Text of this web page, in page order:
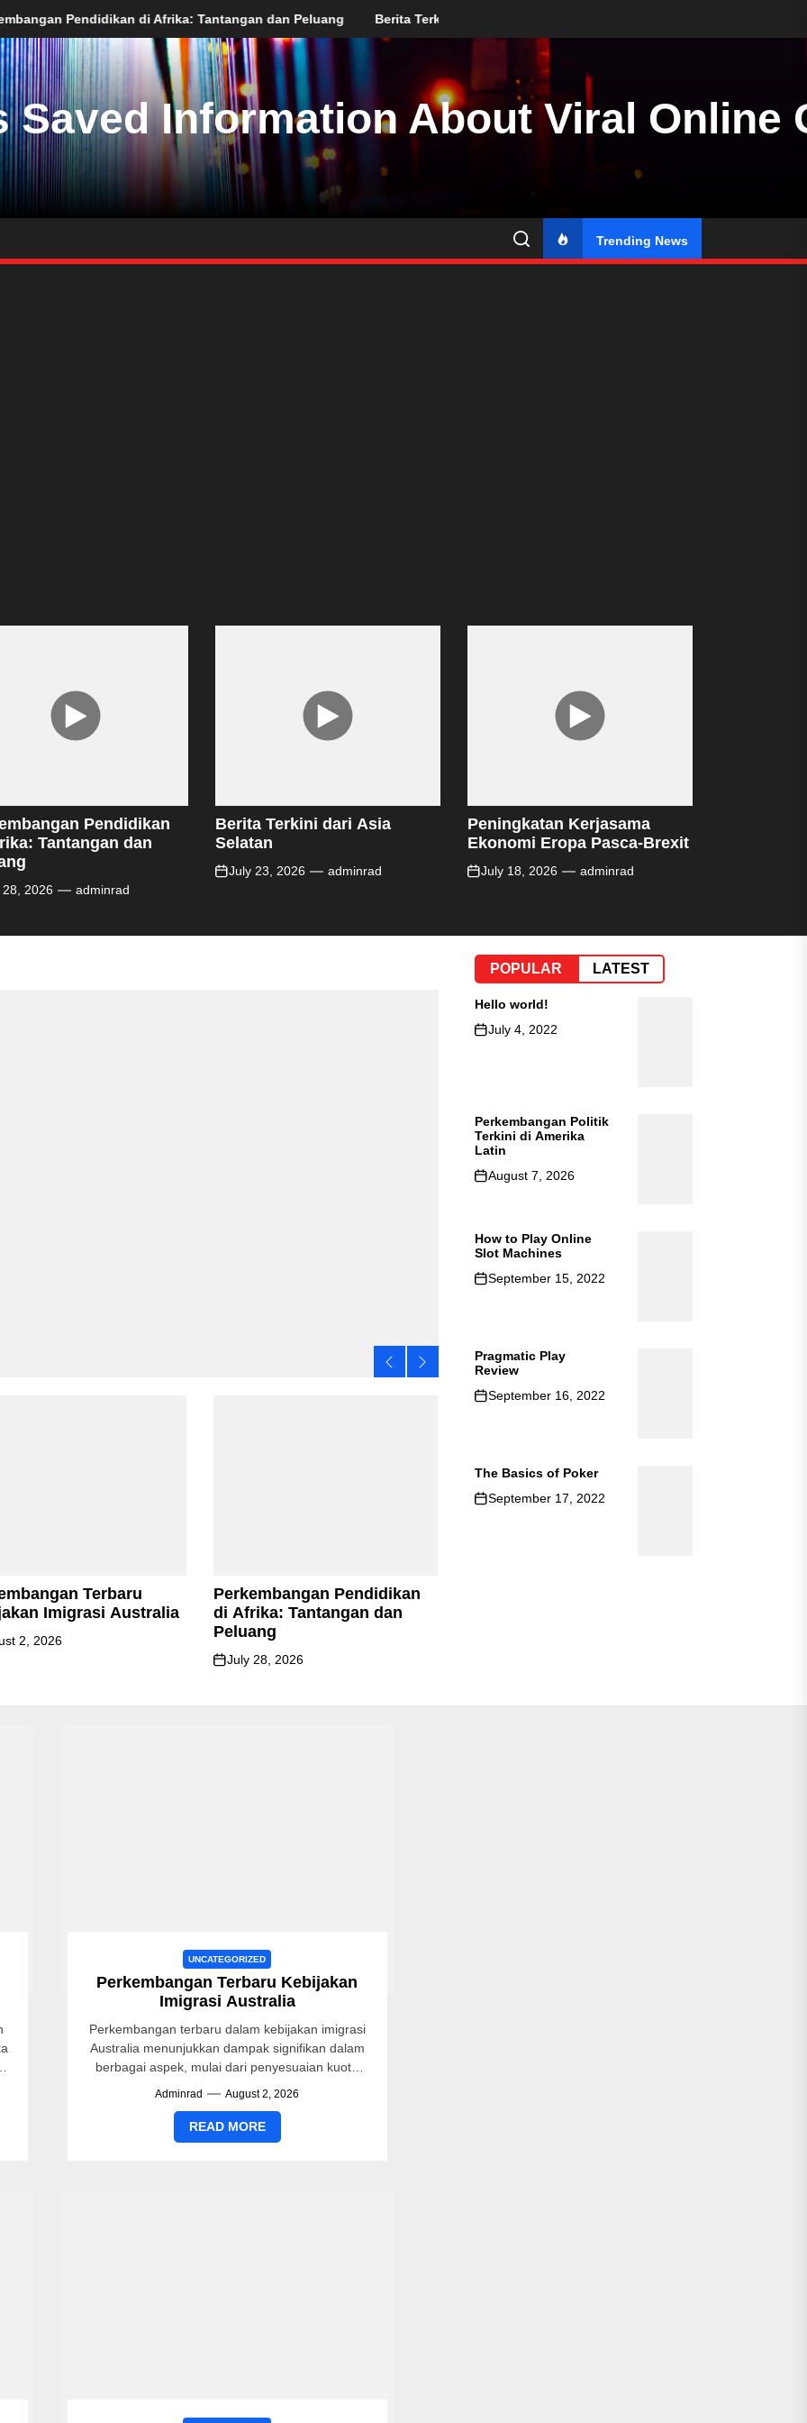
Afrika: Tantangan dan Peluang Berita Terkini dari Asia Selatan
Saved Information About Viral Online
Trending News
Pendidikan
Tantangan dan
28, 2026 adminrad
Berita Terkini dari Asia
Selatan
July 23, 2026 adminrad
Peningkatan Kerjasama
Ekonomi Eropa Pasca-Brexit
July 18, 2026 adminrad
Terbaru
Imigrasi Australia
2, 2026
Perkembangan Pendidikan
di Afrika: Tantangan dan
Peluang
July 28, 2026
POPULAR LATEST
Hello world!
July 4, 2022
Perkembangan Politik
Terkini di Amerika
Latin
August 7, 2026
How to Play Online
Slot Machines
September 15, 2022
Pragmatic Play
Review
September 16, 2022
The Basics of Poker
September 17, 2022
UNCATEGORIZED
Perkembangan Terbaru Kebijakan
Imigrasi Australia
Perkembangan terbaru dalam kebijakan imigrasi
Australia menunjukkan dampak signifikan dalam
berbagai aspek, mulai dari penyesuaian kuota
Adminrad August 2, 2026
READ MORE